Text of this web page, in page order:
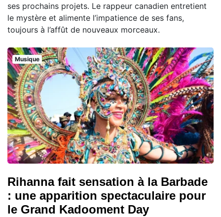
ses prochains projets. Le rappeur canadien entretient
le mystère et alimente l’impatience de ses fans,
toujours à l’affût de nouveaux morceaux.
Musique
Rihanna fait sensation à la Barbade
: une apparition spectaculaire pour
le Grand Kadooment Day